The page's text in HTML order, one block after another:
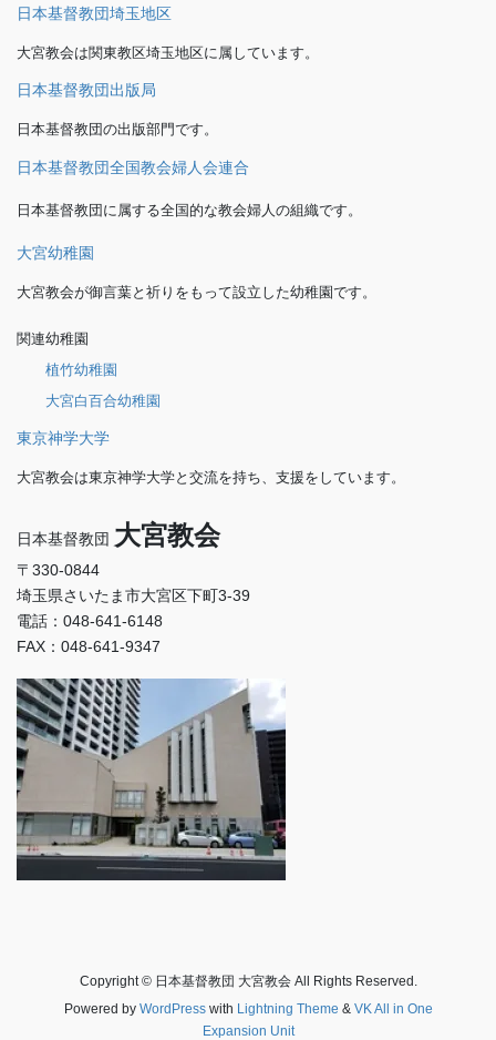
日本基督教団埼玉地区
大宮教会は関東教区埼玉地区に属しています。
日本基督教団出版局
日本基督教団の出版部門です。
日本基督教団全国教会婦人会連合
日本基督教団に属する全国的な教会婦人の組織です。
大宮幼稚園
大宮教会が御言葉と祈りをもって設立した幼稚園です。
関連幼稚園
植竹幼稚園
大宮白百合幼稚園
東京神学大学
大宮教会は東京神学大学と交流を持ち、支援をしています。
日本基督教団 大宮教会
〒330-0844
埼玉県さいたま市大宮区下町3-39
電話：048-641-6148
FAX：048-641-9347
Copyright © 日本基督教団 大宮教会 All Rights Reserved.
Powered by WordPresswith Lightning Theme & VK All in One
Expansion Unit